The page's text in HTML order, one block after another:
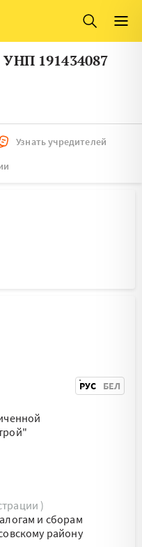
Литва
191434087
Узнать учредителей
РУС БЕЛ
)
и сборам
району